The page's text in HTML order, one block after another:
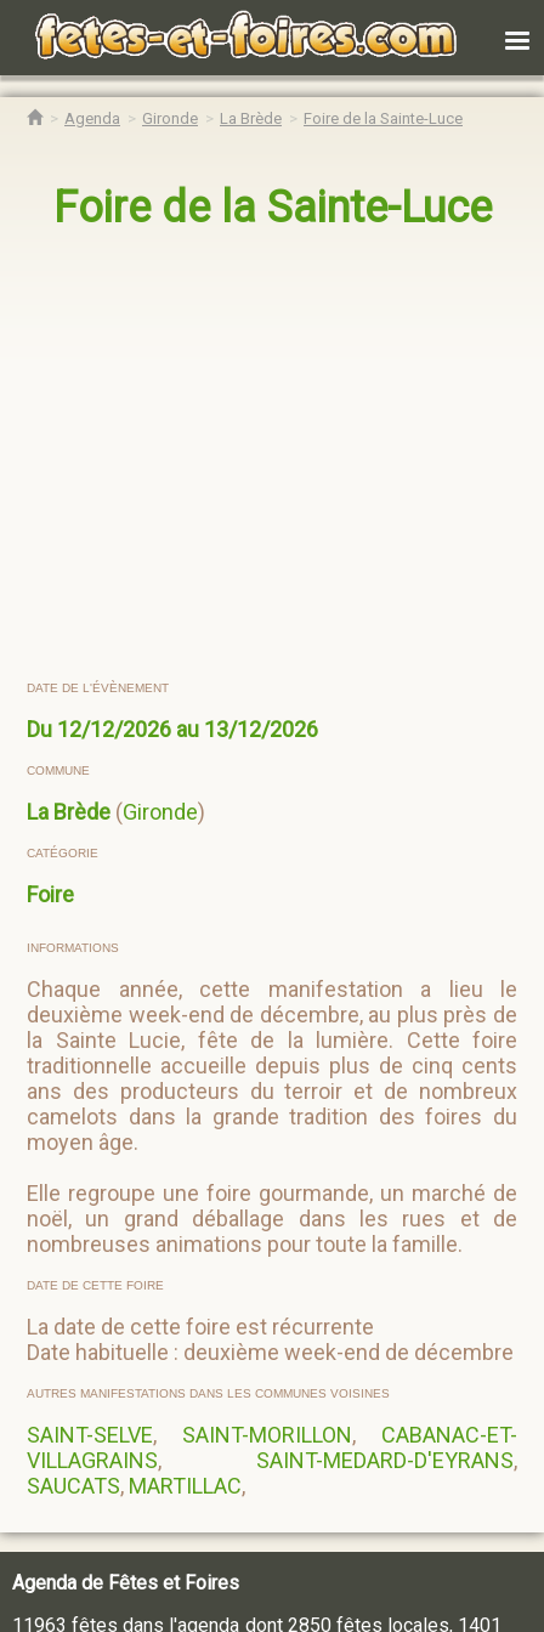
Agenda Gironde La Brède Foire de la Sainte-Luce
Foire de la Sainte-Luce
DATE DE L'ÉVÈNEMENT
Du 12/12/2026 au 13/12/2026
COMMUNE
La Brède (Gironde)
CATÉGORIE
Foire
INFORMATIONS
Chaque année, cette manifestation a lieu le
deuxième week-end de décembre, au plus près de
la Sainte Lucie, fête de la lumière. Cette foire
traditionnelle accueille depuis plus de cinq cents
ans des producteurs du terroir et de nombreux
camelots dans la grande tradition des foires du
moyen âge.
Elle regroupe une foire gourmande, un marché de
noël, un grand déballage dans les rues et de
nombreuses animations pour toute la famille.
DATE DE CETTE FOIRE
La date de cette foire est récurrente
Date habituelle : deuxième week-end de décembre
AUTRES MANIFESTATIONS DANS LES COMMUNES VOISINES
SAINT-SELVE, SAINT-MORILLON, CABANAC-ET-
VILLAGRAINS, SAINT-MEDARD-D'EYRANS,
SAUCATS, MARTILLAC,
Agenda de Fêtes et Foires
11963 fêtes dans l'agenda dont 2850 fêtes locales, 1401